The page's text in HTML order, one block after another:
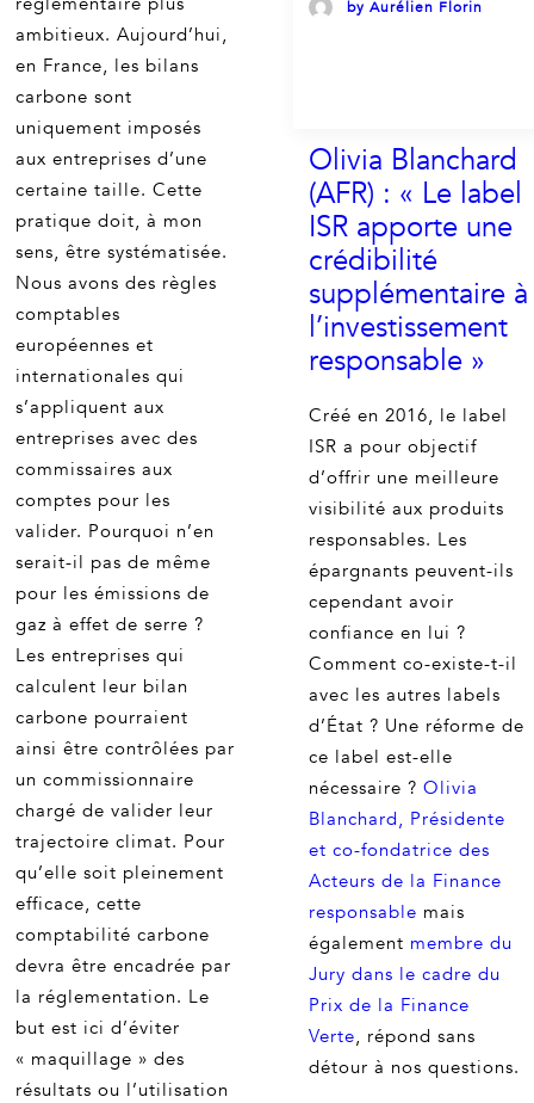
by Aurélien Florin
ambitieux. Aujourd’hui,
en France, les bilans
carbone sont
uniquement imposés
aux entreprises d’une
certaine taille. Cette
pratique doit, à mon
sens, être systématisée.
Nous avons des règles
comptables
européennes et
internationales qui
s’appliquent aux
entreprises avec des
commissaires aux
comptes pour les
valider. Pourquoi n’en
serait-il pas de même
pour les émissions de
gaz à effet de serre ?
Les entreprises qui
calculent leur bilan
carbone pourraient
ainsi être contrôlées par
un commissionnaire
chargé de valider leur
trajectoire climat. Pour
qu’elle soit pleinement
efficace, cette
comptabilité carbone
devra être encadrée par
la réglementation. Le
but est ici d’éviter
« maquillage » des
résultats ou l’utilisation
Olivia Blanchard
(AFR) : « Le label
ISR apporte une
crédibilité
supplémentaire à
l’investissement
responsable »
Créé en 2016, le label
ISR a pour objectif
d’offrir une meilleure
visibilité aux produits
responsables. Les
épargnants peuvent-ils
cependant avoir
confiance en lui ?
Comment co-existe-t-il
avec les autres labels
d’État ? Une réforme de
ce label est-elle
nécessaire ? Olivia
Blanchard, Présidente
et co-fondatrice des
Acteurs de la Finance
responsable mais
également membre du
Jury dans le cadre du
Prix de la Finance
Verte, répond sans
détour à nos questions.